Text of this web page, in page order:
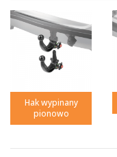
Hak wypinany
pionowo